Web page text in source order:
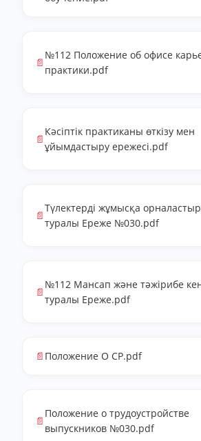
📄
№112 Положение об офисе
практики.pdf
📄
Кәсіптік практиканы өткізу мен
ұйымдастыру ережесі.pdf
📄
Түлектерді жұмысқа
туралы Ереже №030.pdf
📄
№112 Мансап және тәжірибе
туралы Ереже.pdf
📄 Положение О СР.pdf
📄
Положение о трудоустройстве
выпускников №030.pdf